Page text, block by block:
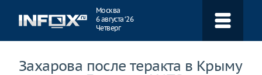
Москва
6 августа ‘26
Четверг
Захарова после теракта в Крыму